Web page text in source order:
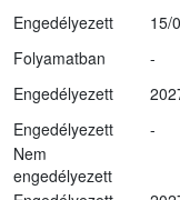
Engedélyezett
15/
Folyamatban
-
Engedélyezett
Engedélyezett
-
Nem
engedélyezett